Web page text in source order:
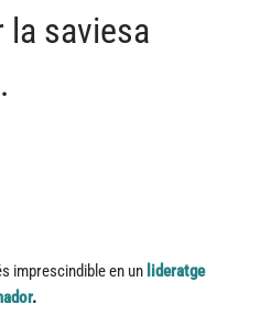
la saviesa
imprescindible en un lideratge
.